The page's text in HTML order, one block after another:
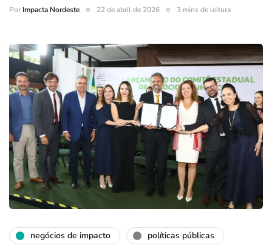
PorImpacta Nordeste 22 de abril de 2026 3 mins de leitura
negócios de impacto políticas públicas